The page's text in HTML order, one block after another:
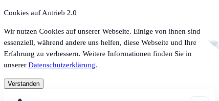
Cookies auf Antrieb 2.0
Wir nutzen Cookies auf unserer Webseite. Einige von ihnen sind
essenziell, während andere uns helfen, diese Webseite und Ihre
Erfahrung zu verbessern. Weitere Informationen finden Sie in
unserer Datenschutzerklärung.
Verstanden